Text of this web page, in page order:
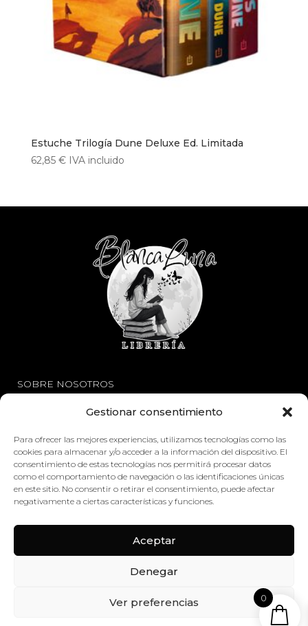
Gestionar consentimiento
Para ofrecer las mejores experiencias, utilizamos tecnologías como las
cookies para almacenar y/o acceder a la información del dispositivo. El
consentimiento de estas tecnologías nos permitirá procesar datos
como el comportamiento de navegación o las identificaciones únicas
en este sitio. No consentir o retirar el consentimiento, puede afectar
negativamente a ciertas características y funciones.
Aceptar
Denegar
Ver preferencias
Estuche Trilogía Dune Deluxe Ed. Limitada
62,85 € IVA incluido
SOBRE NOSOTROS
Política de Privacidad
Política de Cookies
ENLACES
Mi Cuenta
0